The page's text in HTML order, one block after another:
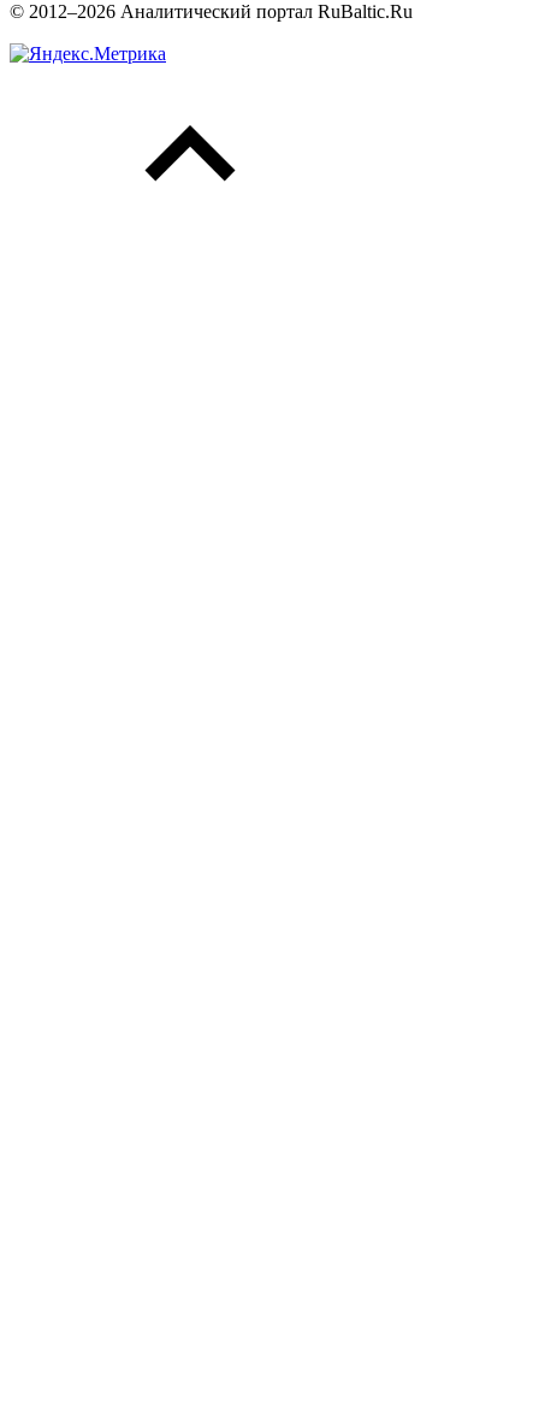
© 2012–2026 Аналитический портал RuBaltic.Ru